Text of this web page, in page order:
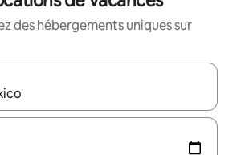
des hébergements uniques sur
s'affichent, utilisez les flèches vers le